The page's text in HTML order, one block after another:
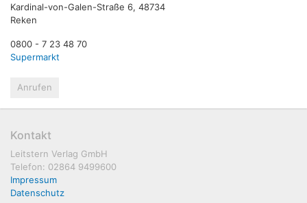
Kardinal-von-Galen-Straße 6, 48734
Reken
0800 - 7 23 48 70
Supermarkt
Anrufen
Kontakt
Leitstern Verlag GmbH
Telefon: 02864 9499600
Impressum
Datenschutz